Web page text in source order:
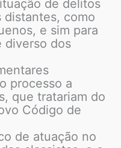
de delitos
distantes, como
e sim para
diverso dos
processo a
que tratariam do
Código de
de atuação no